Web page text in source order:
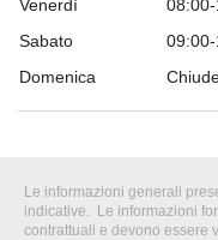
Venerdì
Sabato
Domenica
Le informazioni generali
indicative. Le informazioni
contrattuali e devono essere